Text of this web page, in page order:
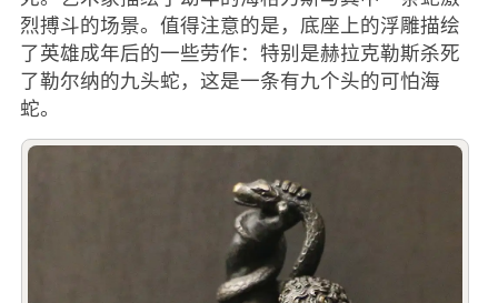
烈搏斗的场景。值得注意的是，底座上的浮雕描绘
了英雄成年后的一些劳作：特别是赫拉克勒斯杀死
了勒尔纳的九头蛇，这是一条有九个头的可怕海
蛇。